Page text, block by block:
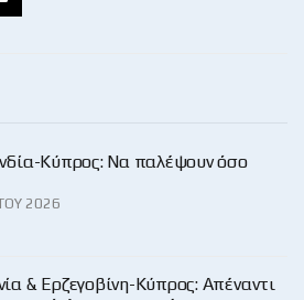
Κύπρος: Να παλέψουν όσο
2026
& Ερζεγοβίνη-Κύπρος: Απέναντι